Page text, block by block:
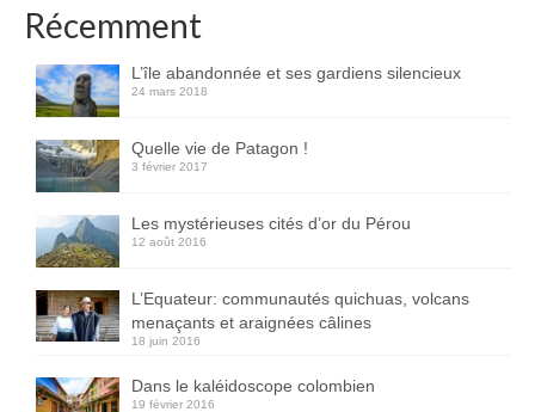
Récemment
L’île abandonnée et ses gardiens silencieux
24 mars 2018
Quelle vie de Patagon !
3 février 2017
Les mystérieuses cités d’or du Pérou
12 août 2016
L’Equateur: communautés quichuas, volcans
menaçants et araignées câlines
18 juin 2016
Dans le kaléidoscope colombien
19 février 2016